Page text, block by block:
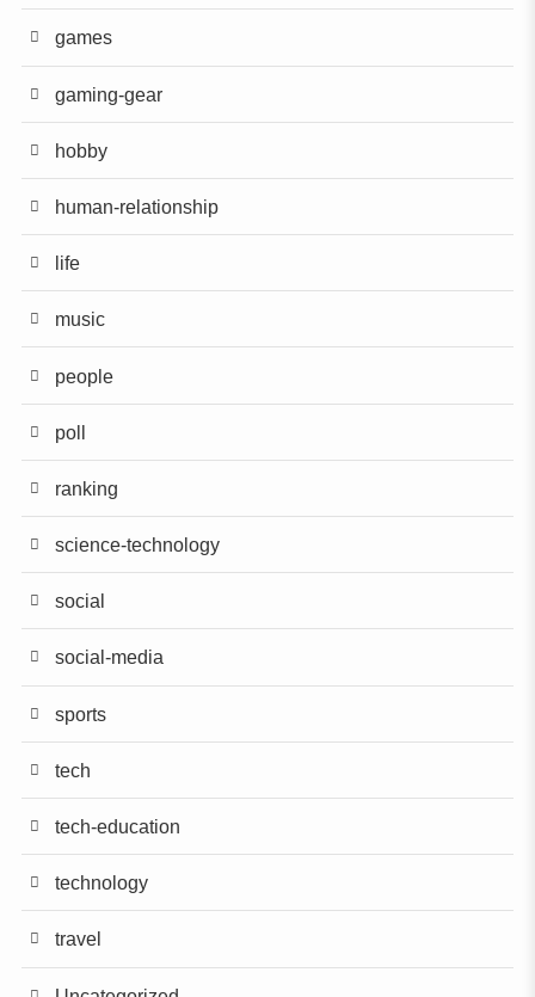
games
gaming-gear
hobby
human-relationship
life
music
people
poll
ranking
science-technology
social
social-media
sports
tech
tech-education
technology
travel